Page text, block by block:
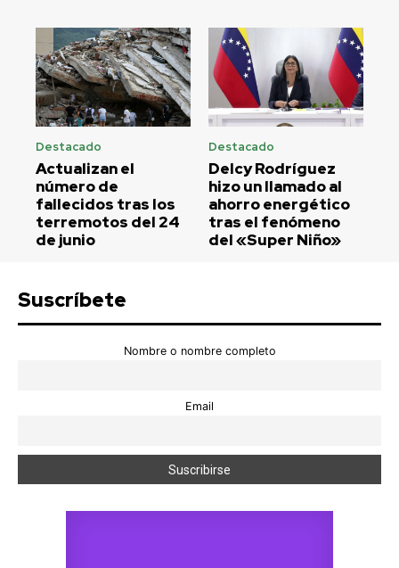
Destacado
Actualizan el
número de
fallecidos tras los
terremotos del 24
de junio
Destacado
Delcy Rodríguez
hizo un llamado al
ahorro energético
tras el fenómeno
del «Super Niño»
Suscríbete
Nombre o nombre completo
Email